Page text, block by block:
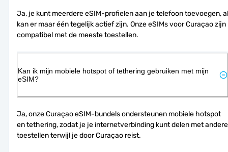
Ja, je kunt meerdere eSIM-profielen aan je telefoon toevoegen, al
kan er maar één tegelijk actief zijn. Onze eSIMs voor Curaçao zijn
compatibel met de meeste toestellen.
Kan ik mijn mobiele hotspot of tethering gebruiken met mijn
eSIM?
Ja, onze Curaçao eSIM-bundels ondersteunen mobiele hotspot
en tethering, zodat je je internetverbinding kunt delen met andere
toestellen terwijl je door Curaçao reist.